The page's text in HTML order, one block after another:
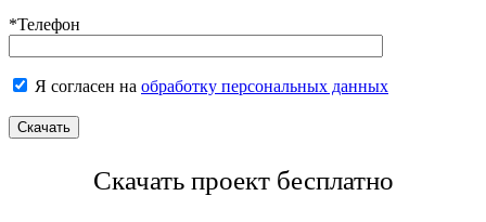
*Телефон
Я согласен на обработку персональных данных
Скачать проект бесплатно